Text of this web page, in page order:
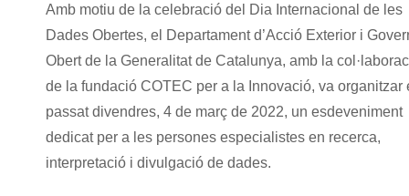
Amb motiu de la celebració del Dia Internacional de les
Dades Obertes, el Departament d’Acció Exterior i
Obert de la Generalitat de Catalunya, amb la
de la fundació COTEC per a la Innovació, va organitzar
passat divendres, 4 de març de 2022, un esdeveniment
dedicat per a les persones especialistes en recerca,
interpretació i divulgació de dades.